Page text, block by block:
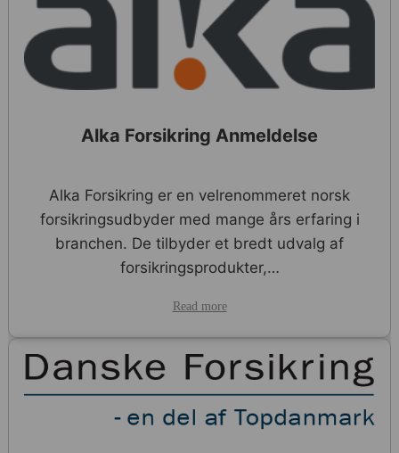
Alka Forsikring Anmeldelse
Alka Forsikring er en velrenommeret norsk
forsikringsudbyder med mange års erfaring i
branchen. De tilbyder et bredt udvalg af
forsikringsprodukter,…
Read more